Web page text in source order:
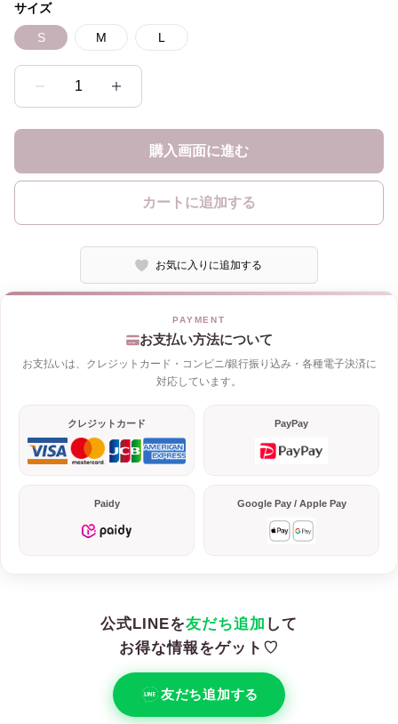
サイズ
S M L
1
購入画面に進む
カートに追加する
お気に入りに追加する
お支払い方法について
お支払いは、クレジットカード・コンビニ/銀行振り込み・各種電子決済に
対応しています。
クレジットカード PayPay
Paidy Google Pay / Apple Pay
公式LINEを友だち追加 して
お得な情報をゲット♡
友だち追加する